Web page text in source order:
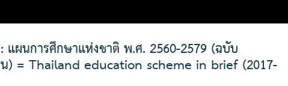
แผนการศึกษาแห่งชาติ พ.ศ. 2560-2579 (ฉบับ
) = Thailand education scheme in brief (2017-